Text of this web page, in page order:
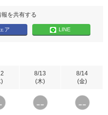
を共有する
ア LINE
)
8/13
(木)
8/14
(金)